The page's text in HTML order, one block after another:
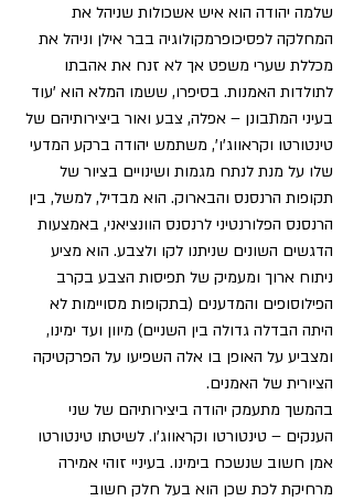
שלמה יהודה הוא איש אשכולות שניהל את
המחלקה לפסיכופרמקולוגיה בבר אילן וניהל את
מכללת שערי משפט אך לא זנח את אהבתו
לתולדות האמנות. בסיפרו, ששמו המלא הוא 'עוד
בעיני המתבונן – אפלה, צבע ואור ביצירותיהם של
טינטורטו וקראווג'ו', משתמש יהודה ברקע המדעי
שלו על מנת לנתח מגמות ושינויים בציור של
תקופות הרנסנס והבארוק. הוא מבדיל, למשל, בין
הרנסנס הפלורנטיני לרנסנס הוונציאני, באמצעות
הדגשים השונים שניתנו לקו ולצבע. הוא מציע
ניתוח ארוך ומעמיק של תפיסות הצבע בקרב
הפילוסופים והמדענים (בתקופות מסויימות לא
היתה הבדלה גדולה בין השניים) מיוון ועד ימינו,
ומצביע על האופן בו אלה השפיעו על הפרקטיקה
הציורית של האמנים.
בהמשך מתעמק יהודה ביצירותיהם של שני
הענקים – טינטורטו וקראווג'ו. לשיטתו טינטורטו
אמן חשוב שנשכח בימינו. בעיניי זוהי אמירה
מרחיקת לכת שכן הוא בעל חלק חשוב